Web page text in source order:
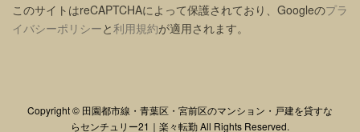
このサイトはreCAPTCHAによって保護されており、Googleのプラ
イバシーポリシーと利用規約が適用されます。
Copyright © 田園都市線・青葉区・宮前区のマンション・戸建を貸すな
らセンチュリー21｜楽々転勤 All Rights Reserved.